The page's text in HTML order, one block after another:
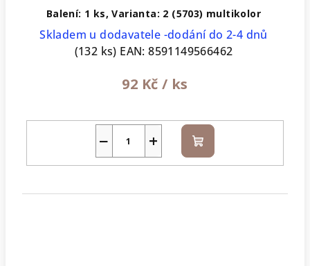
Balení: 1 ks, Varianta: 2 (5703) multikolor
Skladem u dodavatele -dodání do 2-4 dnů
(132 ks) EAN: 8591149566462
92 Kč / ks
+
− Do
košíku